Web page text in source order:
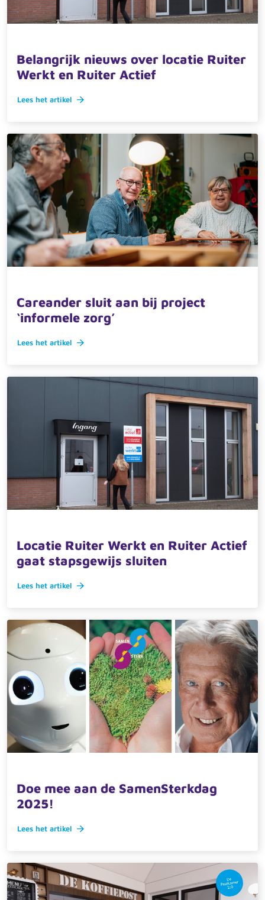
Belangrijk nieuws over locatie Ruiter
Werkt en Ruiter Actief
Lees het artikel
Careander sluit aan bij project
‘informele zorg’
Lees het artikel
Locatie Ruiter Werkt en Ruiter Actief
gaat stapsgewijs sluiten
Lees het artikel
Doe mee aan de SamenSterkdag
2025!
Lees het artikel
Zoeken